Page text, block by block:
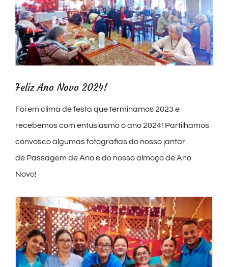
Feliz Ano Novo 2024!
Foi em clima de festa que terminamos 2023 e
recebemos com entusiasmo o ano 2024! Partilhamos
convosco algumas fotografias do nosso jantar
de Passagem de Ano e do nosso almoço de Ano
Novo!